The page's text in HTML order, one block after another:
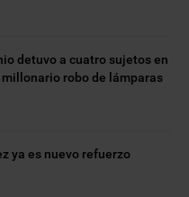
detuvo a cuatro sujetos en
robo de lámparas
ya es nuevo refuerzo